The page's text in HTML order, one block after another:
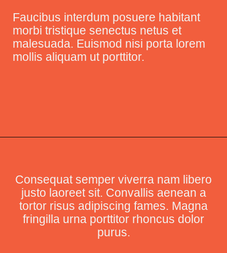
Faucibus interdum posuere habitant
morbi tristique senectus netus et
malesuada. Euismod nisi porta lorem
mollis aliquam ut porttitor.
Consequat semper viverra nam libero
justo laoreet sit. Convallis aenean a
tortor risus adipiscing fames. Magna
fringilla urna porttitor rhoncus dolor
purus.